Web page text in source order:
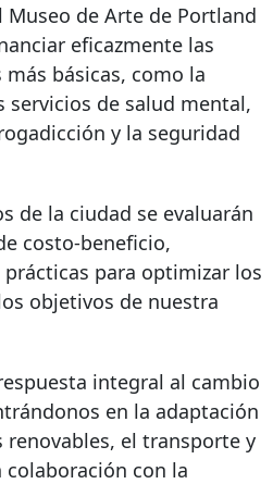
de Arte de Portland
eficazmente las
básicas, como la
servicios de salud mental,
y la seguridad
de la ciudad se evaluarán
costo-beneficio,
para optimizar los
objetivos de nuestra
integral al cambio
en la adaptación
renovables, el transporte y
con la